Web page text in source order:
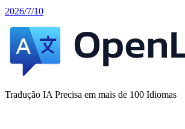
2026/7/10
Tradução IA Precisa em mais de 100 Idiomas